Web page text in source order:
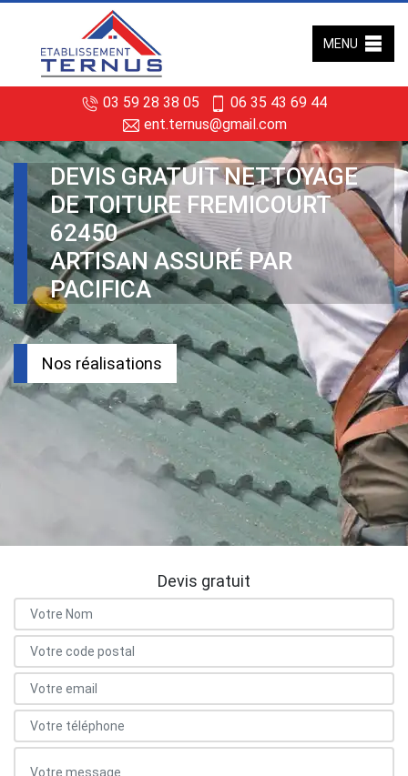
03 59 28 38 05
06 35 43 69 44
ent.ternus@gmail.com
MENU
DEVIS GRATUIT NETTOYAGE
DE TOITURE FREMICOURT
62450
ARTISAN ASSURÉ PAR
PACIFICA
Nos réalisations
Devis gratuit